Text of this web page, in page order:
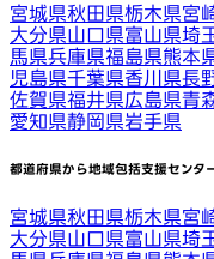
宮城県秋田県栃木県宮
大分県山口県富山県埼
馬県兵庫県福島県熊本
児島県千葉県香川県長
佐賀県福井県広島県青
愛知県静岡県岩手県
都道府県から地域包括支援センタ
宮城県秋田県栃木県宮
大分県山口県富山県埼